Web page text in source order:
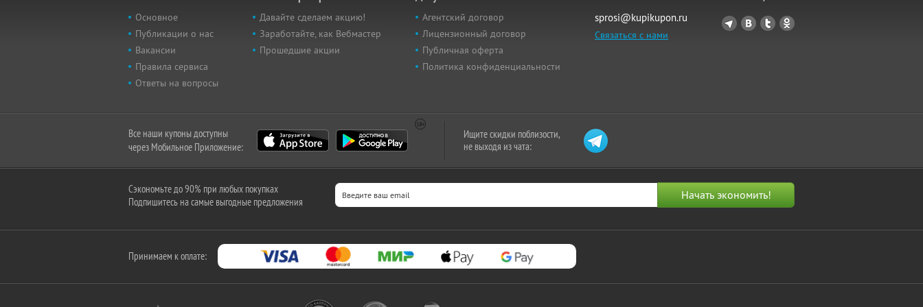
Основное
Публикации о нас
Вакансии
Правила сервиса
Ответы на вопросы
Давайте сделаем акцию!
Заработайте, как Вебмастер
Прошедшие акции
Агентский договор
Лицензионный договор
Публичная оферта
Политика конфиденциальности
sprosi@kupikupon.ru
Связаться с нами
Все наши купоны доступны
через Мобильное Приложение:
Ищите скидки поблизости,
не выходя из чата:
Сэкономьте до 90% при любых покупках
Подпишитесь на самые выгодные предложения
Принимаем к оплате: